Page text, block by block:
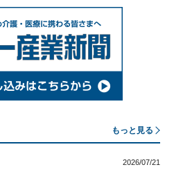
もっと見る
2026/07/21